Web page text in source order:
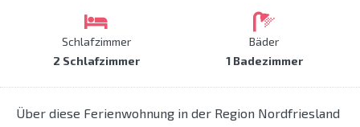
Schlafzimmer
2 Schlafzimmer
Bäder
1 Badezimmer
Über diese Ferienwohnung in der Region Nordfriesland